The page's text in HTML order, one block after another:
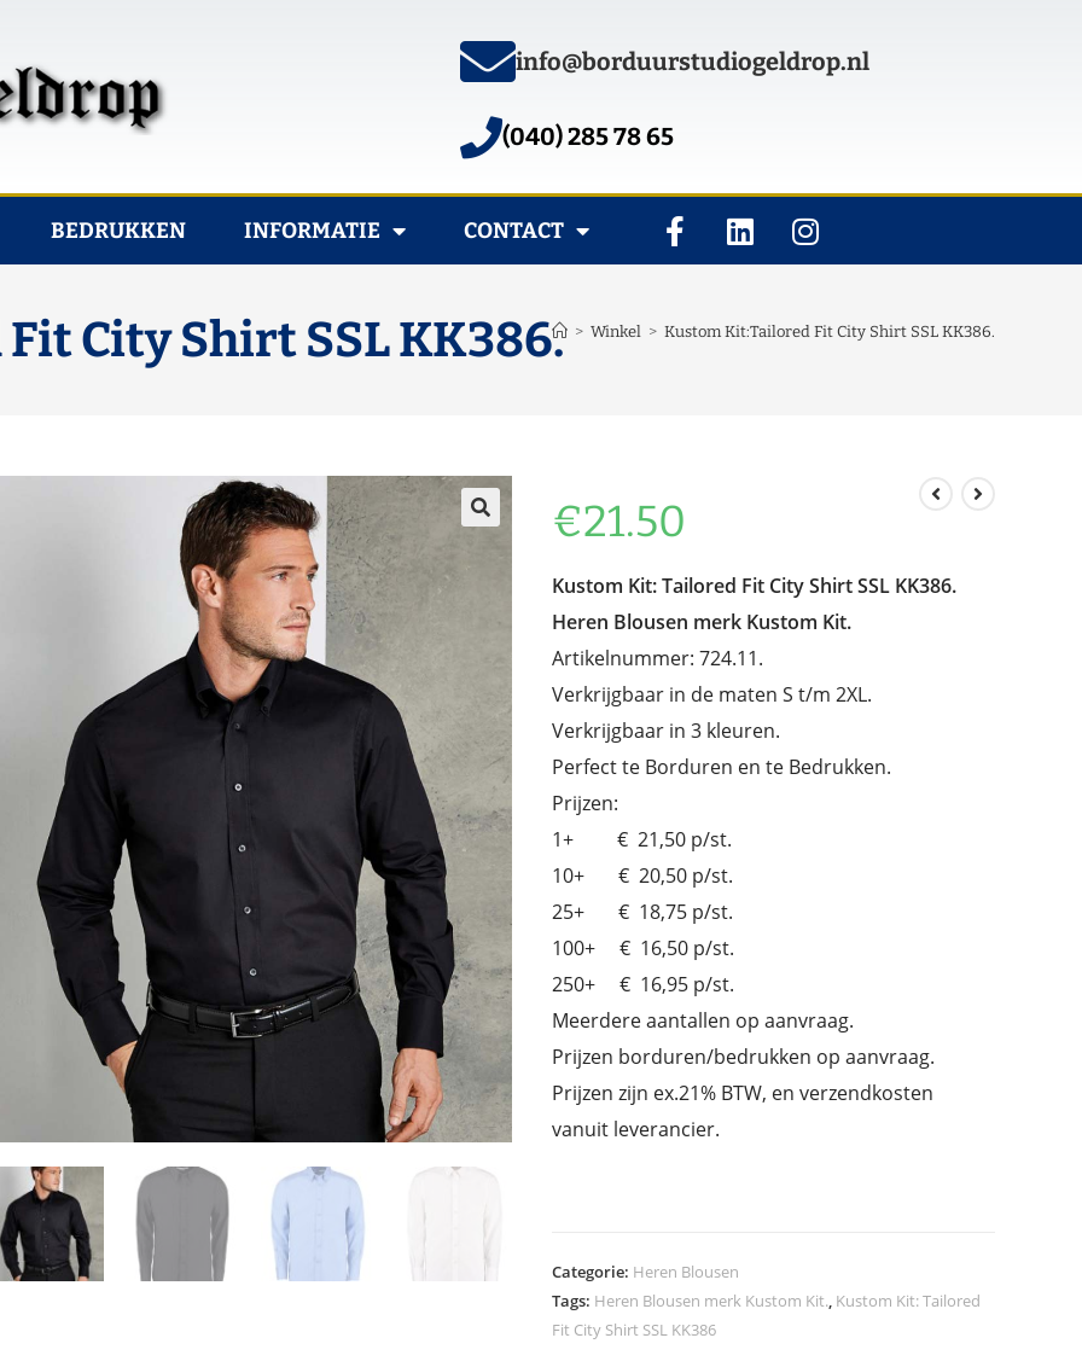
info@borduurstudiogeldrop.nl
(040) 285 78 65
BEDRUKKEN INFORMATIE CONTACT
City Shirt SSL KK386. > Winkel > Kustom Kit:Tailored Fit City Shirt SSL KK386.
€21.50
Kustom Kit: Tailored Fit City Shirt SSL KK386.
Heren Blousen merk Kustom Kit.
Artikelnummer: 724.11.
Verkrijgbaar in de maten S t/m 2XL.
Verkrijgbaar in 3 kleuren.
Perfect te Borduren en te Bedrukken.
Prijzen:
1+ € 21,50 p/st.
10+ € 20,50 p/st.
25+ € 18,75 p/st.
100+ € 16,50 p/st.
250+ € 16,95 p/st.
Meerdere aantallen op aanvraag.
Prijzen borduren/bedrukken op aanvraag.
Prijzen zijn ex.21% BTW, en verzendkosten
vanuit leverancier.
Categorie: Heren Blousen
Tags: Heren Blousen merk Kustom Kit., Kustom Kit: Tailored
Fit City Shirt SSL KK386